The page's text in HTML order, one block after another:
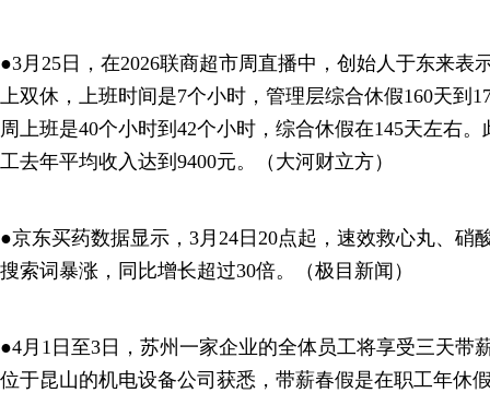
●3月25日，在2026联商超市周直播中，创始人于东来表
上双休，上班时间是7个小时，管理层综合休假160天到
周上班是40个小时到42个小时，综合休假在145天左右
工去年平均收入达到9400元。（大河财立方）
●京东买药数据显示，3月24日20点起，速效救心丸、硝
搜索词暴涨，同比增长超过30倍。（极目新闻）
●4月1日至3日，苏州一家企业的全体员工将享受三天带
位于昆山的机电设备公司获悉，带薪春假是在职工年休